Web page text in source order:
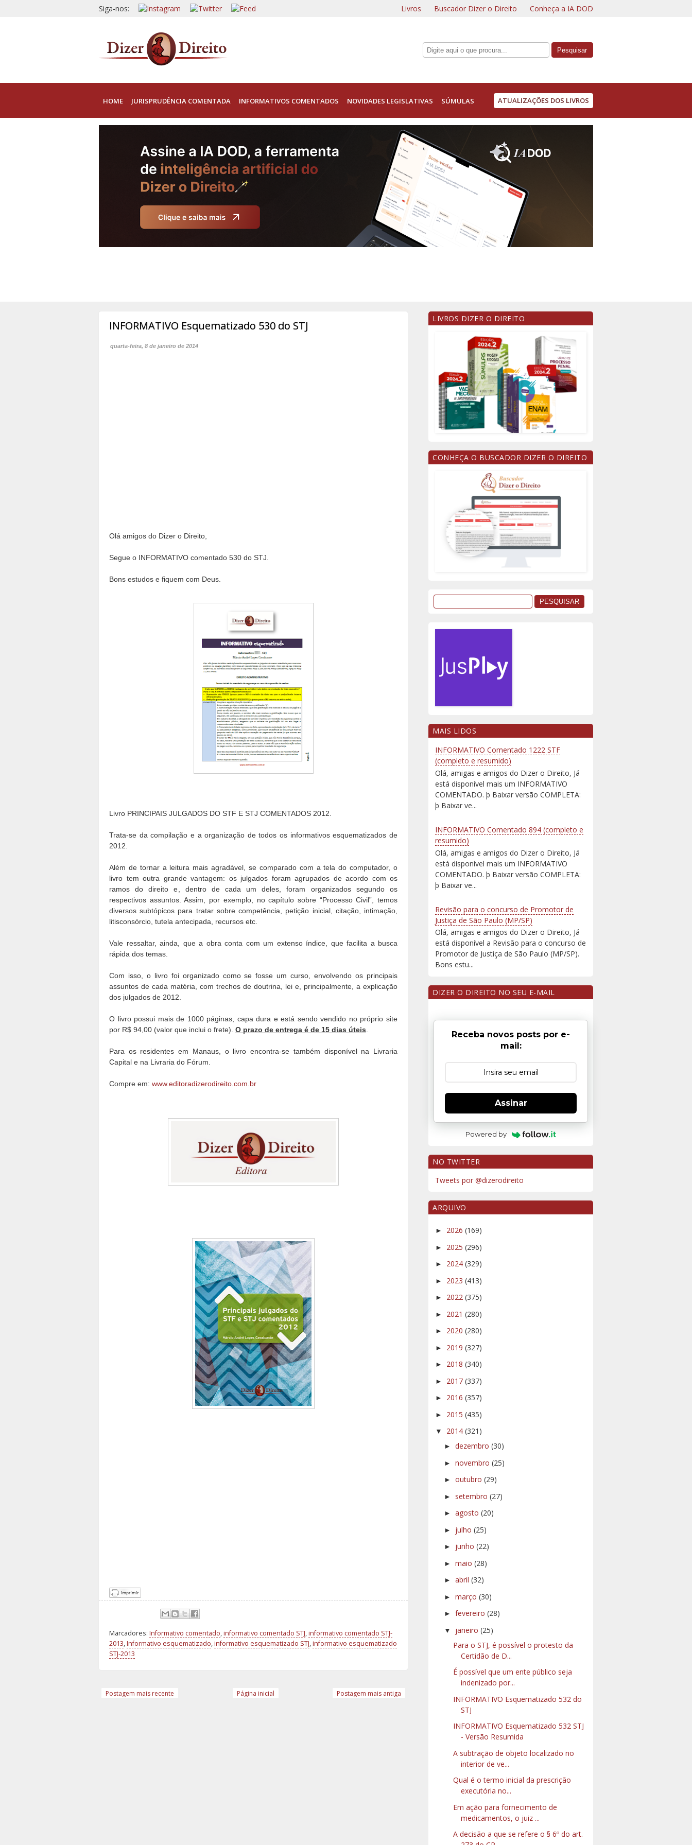
Siga-nos: Livros Buscador Dizer o Direito Conheça a IA DOD
HOME JURISPRUDÊNCIA COMENTADA INFORMATIVOS COMENTADOS NOVIDADES LEGISLATIVAS SÚMULAS ATUALIZAÇÕES DOS LIVROS
INFORMATIVO Esquematizado 530 do STJ
quarta-feira, 8 de janeiro de 2014
Olá amigos do Dizer o Direito,
Segue o INFORMATIVO comentado 530 do STJ.
Bons estudos e fiquem com Deus.
Livro PRINCIPAIS JULGADOS DO STF E STJ COMENTADOS 2012.
Trata-se da compilação e a organização de todos os informativos esquematizados de
2012.
Além de tornar a leitura mais agradável, se comparado com a tela do computador, o
livro tem outra grande vantagem: os julgados foram agrupados de acordo com os
ramos do direito e, dentro de cada um deles, foram organizados segundo os
respectivos assuntos. Assim, por exemplo, no capítulo sobre “Processo Civil”, temos
diversos subtópicos para tratar sobre competência, petição inicial, citação, intimação,
litisconsórcio, tutela antecipada, recursos etc.
Vale ressaltar, ainda, que a obra conta com um extenso índice, que facilita a busca
rápida dos temas.
Com isso, o livro foi organizado como se fosse um curso, envolvendo os principais
assuntos de cada matéria, com trechos de doutrina, lei e, principalmente, a explicação
dos julgados de 2012.
O livro possui mais de 1000 páginas, capa dura e está sendo vendido no próprio site
por R$ 94,00 (valor que inclui o frete). O prazo de entrega é de 15 dias úteis.
Para os residentes em Manaus, o livro encontra-se também disponível na Livraria
Capital e na Livraria do Fórum.
Compre em: www.editoradizerodireito.com.br
Marcadores: Informativo comentado,informativo comentado STJ,informativo comentado STJ-
2013,Informativo esquematizado,informativo esquematizado STJ,informativo esquematizado
STJ-2013
Postagem mais recente Postagem mais antiga
Página inicial
LIVROS DIZER O DIREITO
CONHEÇA O BUSCADOR DIZER O DIREITO
MAIS LIDOS
INFORMATIVO Comentado 1222 STF
(completo e resumido)
Olá, amigas e amigos do Dizer o Direito, Já
está disponível mais um INFORMATIVO
COMENTADO. þ Baixar versão COMPLETA:
þ Baixar ve...
INFORMATIVO Comentado 894 (completo e
resumido)
Olá, amigas e amigos do Dizer o Direito, Já
está disponível mais um INFORMATIVO
COMENTADO. þ Baixar versão COMPLETA:
þ Baixar ve...
Revisão para o concurso de Promotor de
Justiça de São Paulo (MP/SP)
Olá, amigas e amigos do Dizer o Direito, Já
está disponível a Revisão para o concurso de
Promotor de Justiça de São Paulo (MP/SP).
Bons estu...
DIZER O DIREITO NO SEU E-MAIL
Receba novos posts por e-
mail:
Assinar
Powered by
NO TWITTER
Tweets por @dizerodireito
ARQUIVO
► 2026 (169)
► 2025 (296)
► 2024 (329)
► 2023 (413)
► 2022 (375)
► 2021 (280)
► 2020 (280)
► 2019 (327)
► 2018 (340)
► 2017 (337)
► 2016 (357)
► 2015 (435)
▼ 2014 (321)
► dezembro (30)
► novembro (25)
► outubro (29)
► setembro (27)
► agosto (20)
► julho (25)
► junho (22)
► maio (28)
► abril (32)
► março (30)
► fevereiro (28)
▼ janeiro (25)
Para o STJ, é possível o protesto da
Certidão de D...
É possível que um ente público seja
indenizado por...
INFORMATIVO Esquematizado 532 do
STJ
INFORMATIVO Esquematizado 532 STJ
- Versão Resumida
A subtração de objeto localizado no
interior de ve...
Qual é o termo inicial da prescrição
executória no...
Em ação para fornecimento de
medicamentos, o juiz ...
A decisão a que se refere o § 6º do art.